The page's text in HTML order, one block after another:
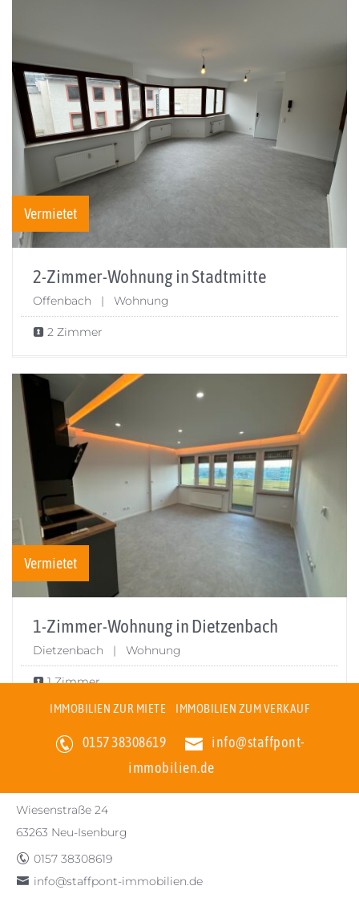
Vermietet
2-Zimmer-Wohnung in Stadtmitte
Offenbach | Wohnung
2 Zimmer
Vermietet
1-Zimmer-Wohnung in Dietzenbach
Dietzenbach | Wohnung
1 Zimmer
IMMOBILIEN ZUR MIETE IMMOBILIEN ZUM VERKAUF
0157 38308619
info@staffpont-
immobilien.de
Wiesenstraße 24
63263 Neu-Isenburg
0157 38308619
info@staffpont-immobilien.de